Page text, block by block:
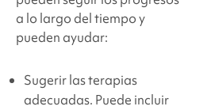
a lo largo del tiempo y
pueden ayudar:
Sugerir las terapias
adecuadas. Puede incluir